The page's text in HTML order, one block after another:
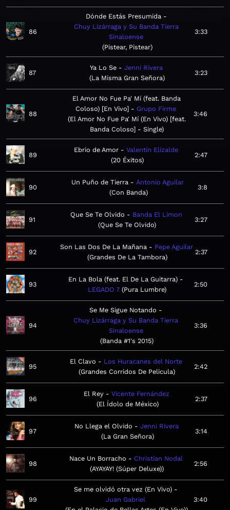
86
Dónde Estás Presumida
Chuy Lizárraga y Su Banda Tierra
Sinaloense
Pistear, Pistear
3:33
87
Ya Lo Se
Jenni Rivera
La Misma Gran Señora
3:23
88
El Amor No Fue Pa' Mí (feat. Banda
Coloso) [En Vivo]
Grupo Firme
El Amor No Fue Pa' Mí (En Vivo) [feat.
Banda Coloso] - Single
3:46
89
Ebrio de Amor
Valentín Elizalde
20 Éxitos
2:47
90
Un Puño de Tierra
Antonio Aguilar
Con Banda
3:8
91
Que Se Te Olvido
Banda El Limon
Que Se Te Olvido
3:27
92
Son Las Dos De La Mañana
Pepe Aguilar
Grandes De La Tambora
2:37
93
En La Bola (feat. El De La Guitarra)
LEGADO 7 Pura Lumbre
2:50
94
Se Me Sigue Notando
Chuy Lizárraga y Su Banda Tierra
Sinaloense
Banda #1's 2015
3:36
95
El Clavo
Los Huracanes del Norte
Grandes Corridos De Pelicula
2:42
96
El Rey
Vicente Fernández
El Ídolo de México
2:37
97
No Llega el Olvido
Jenni Rivera
La Gran Señora
3:14
98
Nace Un Borracho
Christian Nodal
AYAYAY! (Súper Deluxe)
2:56
99
Se me olvidó otra vez (En Vivo)
Juan Gabriel
3:40